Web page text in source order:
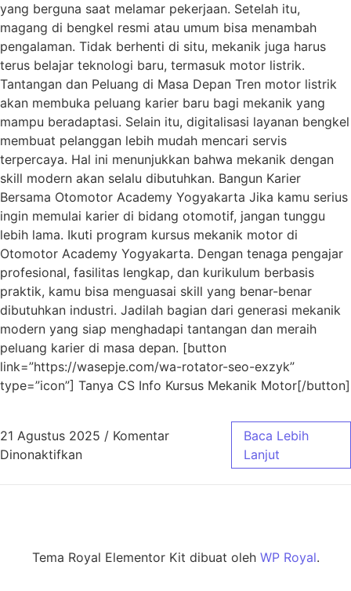
yang berguna saat melamar pekerjaan. Setelah itu,
magang di bengkel resmi atau umum bisa menambah
pengalaman. Tidak berhenti di situ, mekanik juga harus
terus belajar teknologi baru, termasuk motor listrik.
Tantangan dan Peluang di Masa Depan Tren motor listrik
akan membuka peluang karier baru bagi mekanik yang
mampu beradaptasi. Selain itu, digitalisasi layanan bengkel
membuat pelanggan lebih mudah mencari servis
terpercaya. Hal ini menunjukkan bahwa mekanik dengan
skill modern akan selalu dibutuhkan. Bangun Karier
Bersama Otomotor Academy Yogyakarta Jika kamu serius
ingin memulai karier di bidang otomotif, jangan tunggu
lebih lama. Ikuti program kursus mekanik motor di
Otomotor Academy Yogyakarta. Dengan tenaga pengajar
profesional, fasilitas lengkap, dan kurikulum berbasis
praktik, kamu bisa menguasai skill yang benar-benar
dibutuhkan industri. Jadilah bagian dari generasi mekanik
modern yang siap menghadapi tantangan dan meraih
peluang karier di masa depan. [button
link=”https://wasepje.com/wa-rotator-seo-exzyk”
type=”icon”] Tanya CS Info Kursus Mekanik Motor[/button]
21 Agustus 2025 / Komentar
Dinonaktifkan
Baca Lebih
Lanjut
Tema Royal Elementor Kit dibuat oleh WP Royal.